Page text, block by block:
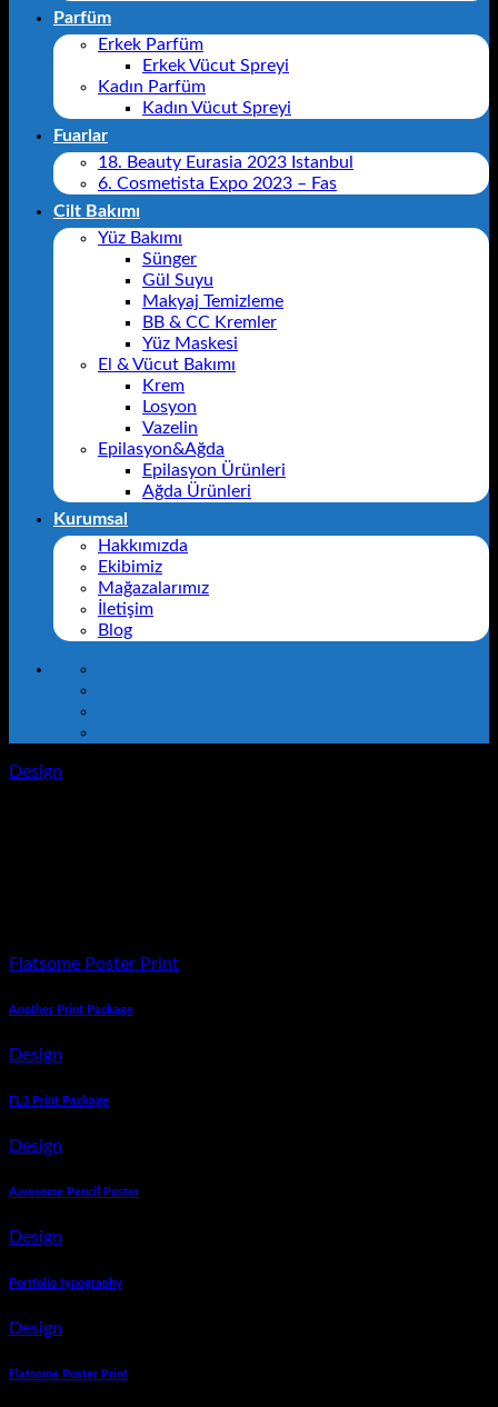
Parfüm
Erkek Parfüm
Erkek Vücut Spreyi
Kadın Parfüm
Kadın Vücut Spreyi
Fuarlar
18. Beauty Eurasia 2023 Istanbul
6. Cosmetista Expo 2023 – Fas
Cilt Bakımı
Yüz Bakımı
Sünger
Gül Suyu
Makyaj Temizleme
BB & CC Kremler
Yüz Maskesi
El & Vücut Bakımı
Krem
Losyon
Vazelin
Epilasyon&Ağda
Epilasyon Ürünleri
Ağda Ürünleri
Kurumsal
Hakkımızda
Ekibimiz
Mağazalarımız
İletişim
Blog
Design
Flatsome Poster Print
Another Print Package
Design
FL3 Print Package
Design
Awesome Pencil Poster
Design
Portfolio typography
Design
Flatsome Poster Print